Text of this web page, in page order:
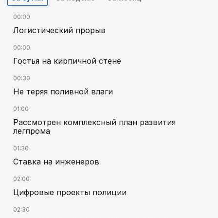
00:00
Логистический прорыв
00:00
Гостья на кирпичной стене
00:30
Не теряя поливной влаги
01:00
Рассмотрен комплексный план развития
легпрома
01:30
Ставка на инженеров
02:00
Цифровые проекты полиции
02:30